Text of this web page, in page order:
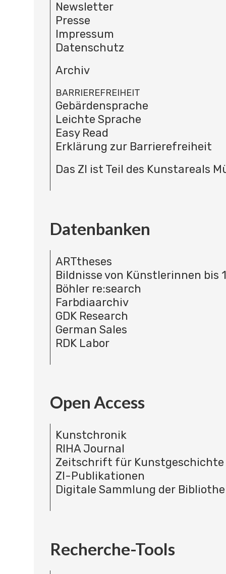
Newsletter
Presse
Impressum
Datenschutz
Archiv
BARRIEREFREIHEIT
Gebärdensprache
Leichte Sprache
Easy Read
Erklärung zur Barrierefreiheit
Das ZI ist Teil des Kunstareals
Datenbanken
ARTtheses
Bildnisse von Künstlerinnen bis
Böhler re:search
Farbdiaarchiv
GDK Research
German Sales
RDK Labor
Open Access
Kunstchronik
RIHA Journal
Zeitschrift für Kunstgeschichte
ZI-Publikationen
Digitale Sammlung der
Recherche-Tools